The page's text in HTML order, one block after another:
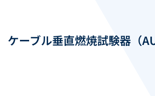
ケーブル垂直燃焼試験器（